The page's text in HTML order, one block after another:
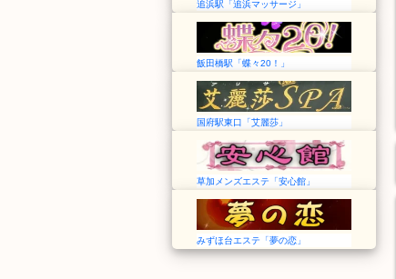
追浜駅「追浜マッサージ」
飯田橋駅「蝶々20！」
国府駅東口「艾麗莎」
草加メンズエステ「安心館」
みずほ台エステ「夢の恋」
Angel エンジェル ilAria アリア